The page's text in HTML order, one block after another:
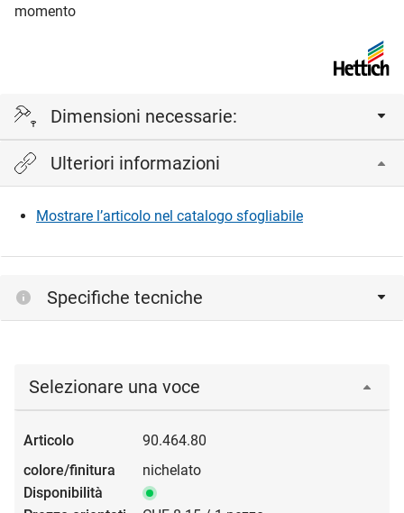
momento
Dimensioni necessarie:
TD = spessore ribalta, SF = giuntura minima
TD SF
16 mm 1,0 mm
17 mm 2,0 mm
Ulteriori informazioni
Mostrare l’articolo nel catalogo sfogliabile
Specifiche tecniche
Selezionare una voce
90.464.80
nichelato